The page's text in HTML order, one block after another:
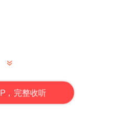
P，完整收听